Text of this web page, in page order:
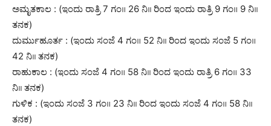
ಅಮೃತಕಾಲ : (ಇಂದು ರಾತ್ರಿ 7 ಗಂ॥ 26 ನಿ।। ರಿಂದ ಇಂದು ರಾತ್ರಿ 9 ಗಂ॥ 9 ನಿ।।
ತನಕ)
ದುರ್ಮುಹೂರ್ತ : (ಇಂದು ಸಂಜೆ 4 ಗಂ॥ 52 ನಿ।। ರಿಂದ ಇಂದು ಸಂಜೆ 5 ಗಂ॥
42 ನಿ।। ತನಕ)
ರಾಹುಕಾಲ : (ಇಂದು ಸಂಜೆ 4 ಗಂ॥ 58 ನಿ।। ರಿಂದ ಇಂದು ರಾತ್ರಿ 6 ಗಂ॥ 33
ನಿ।। ತನಕ)
ಗುಳಿಕ : (ಇಂದು ಸಂಜೆ 3 ಗಂ॥ 23 ನಿ।। ರಿಂದ ಇಂದು ಸಂಜೆ 4 ಗಂ॥ 58 ನಿ।।
ತನಕ)